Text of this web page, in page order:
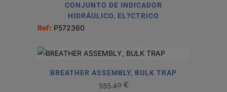
CONJUNTO DE INDICADOR
HIDRÁULICO, EL?CTRICO
Ref: P572360
BREATHER ASSEMBLY, BULK TRAP
555,40 €